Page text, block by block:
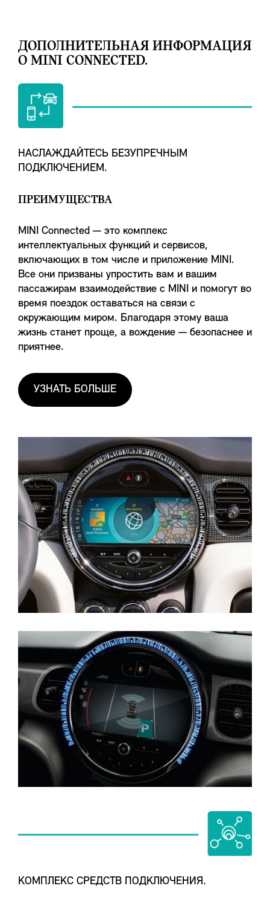
ДОПОЛНИТЕЛЬНАЯ ИНФОРМАЦИЯ
О MINI CONNECTED.
НАСЛАЖДАЙТЕСЬ БЕЗУПРЕЧНЫМ
ПОДКЛЮЧЕНИЕМ.
ПРЕИМУЩЕСТВА
MINI Connected — это комплекс
интеллектуальных функций и сервисов,
включающих в том числе и приложение MINI.
Все они призваны упростить вам и вашим
пассажирам взаимодействие с MINI и помогут во
время поездок оставаться на связи с
окружающим миром. Благодаря этому ваша
жизнь станет проще, а вождение — безопаснее и
приятнее.
УЗНАТЬ БОЛЬШЕ
КОМПЛЕКС СРЕДСТВ ПОДКЛЮЧЕНИЯ.